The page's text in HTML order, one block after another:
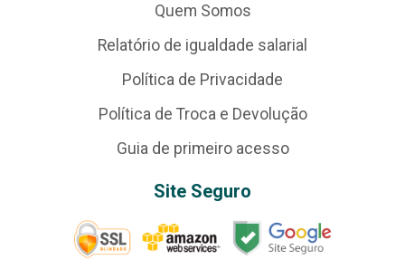
Quem Somos
Relatório de igualdade salarial
Política de Privacidade
Política de Troca e Devolução
Guia de primeiro acesso
Site Seguro